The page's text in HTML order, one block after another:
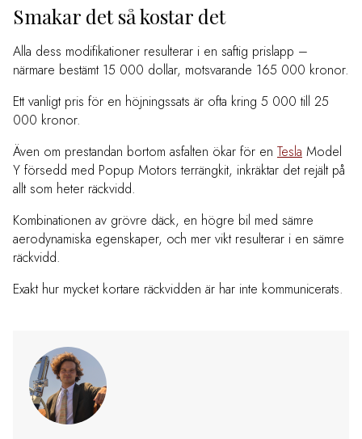
Smakar det så kostar det
Alla dess modifikationer resulterar i en saftig prislapp –
närmare bestämt 15 000 dollar, motsvarande 165 000 kronor.
Ett vanligt pris för en höjningssats är ofta kring 5 000 till 25
000 kronor.
Även om prestandan bortom asfalten ökar för en Tesla Model
Y försedd med Popup Motors terrängkit, inkräktar det rejält på
allt som heter räckvidd.
Kombinationen av grövre däck, en högre bil med sämre
aerodynamiska egenskaper, och mer vikt resulterar i en sämre
räckvidd.
Exakt hur mycket kortare räckvidden är har inte kommunicerats.